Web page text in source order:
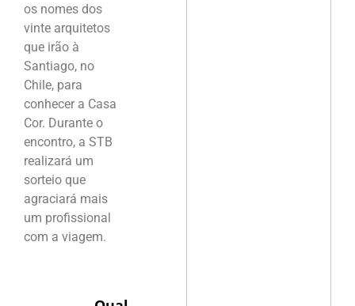
os nomes dos
vinte arquitetos
que irão à
Santiago, no
Chile, para
conhecer a Casa
Cor. Durante o
encontro, a STB
realizará um
sorteio que
agraciará mais
um profissional
com a viagem.